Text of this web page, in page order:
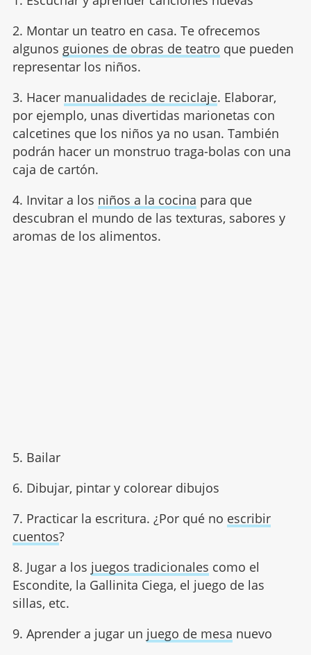
2. Montar un teatro en casa. Te ofrecemos
algunos guiones de obras de teatro que pueden
representar los niños.
3. Hacer manualidades de reciclaje. Elaborar,
por ejemplo, unas divertidas marionetas con
calcetines que los niños ya no usan. También
podrán hacer un monstruo traga-bolas con una
caja de cartón.
4. Invitar a los niños a la cocina para que
descubran el mundo de las texturas, sabores y
aromas de los alimentos.
5. Bailar
6. Dibujar, pintar y colorear dibujos
7. Practicar la escritura. ¿Por qué no escribir
cuentos?
8. Jugar a los juegos tradicionales como el
Escondite, la Gallinita Ciega, el juego de las
sillas, etc.
9. Aprender a jugar un juego de mesa nuevo